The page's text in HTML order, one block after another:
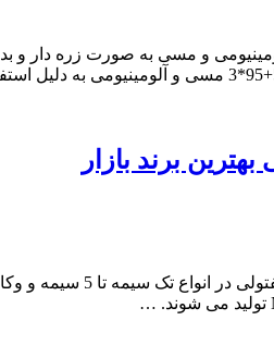
برند بازار
خرید کابل